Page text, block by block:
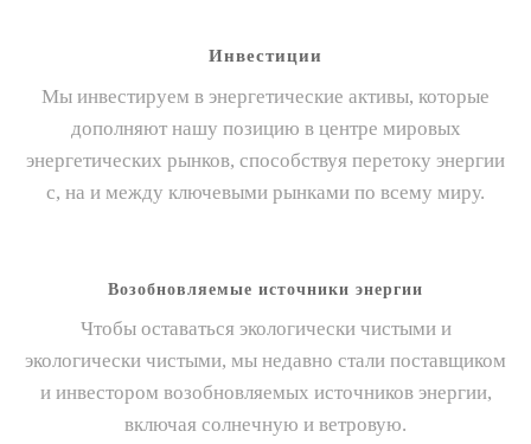
Инвестиции
Мы инвестируем в энергетические активы, которые
дополняют нашу позицию в центре мировых
энергетических рынков, способствуя перетоку энергии
с, на и между ключевыми рынками по всему миру.
Возобновляемые источники энергии
Чтобы оставаться экологически чистыми и
экологически чистыми, мы недавно стали поставщиком
и инвестором возобновляемых источников энергии,
включая солнечную и ветровую.